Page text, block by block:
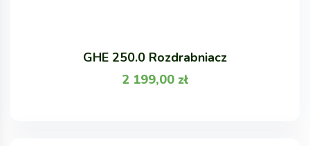
GHE 250.0 Rozdrabniacz
2 199,00 zł